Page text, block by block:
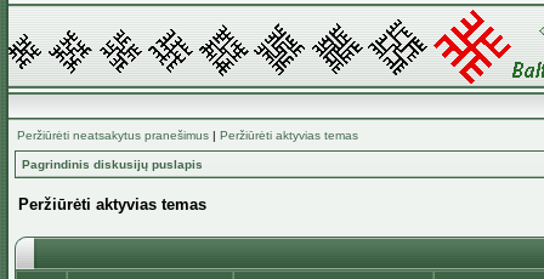
Peržiūrėti neatsakytus pranešimus | Peržiūrėti aktyvias temas
Pagrindinis diskusijų puslapis
Peržiūrėti aktyvias temas